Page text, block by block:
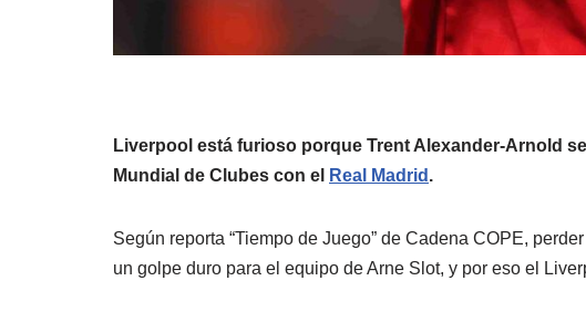
Liverpool está furioso porque Trent Alexander-Arnold
Mundial de Clubes con el
Real Madrid .
Según reporta “Tiempo de Juego” de Cadena COPE,
un golpe duro para el equipo de Arne Slot, y por eso el